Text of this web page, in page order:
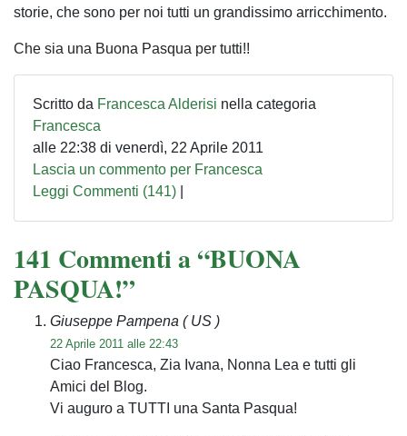
storie, che sono per noi tutti un grandissimo arricchimento.
Che sia una Buona Pasqua per tutti!!
Scritto da Francesca Alderisi nella categoria
Francesca
alle 22:38 di venerdì, 22 Aprile 2011
Lascia un commento per Francesca
Leggi Commenti (141)
141 Commenti a “BUONA
PASQUA!”
Giuseppe Pampena ( US )
22 Aprile 2011 alle 22:43
Ciao Francesca, Zia Ivana, Nonna Lea e tutti gli
Amici del Blog.
Vi auguro a TUTTI una Santa Pasqua!